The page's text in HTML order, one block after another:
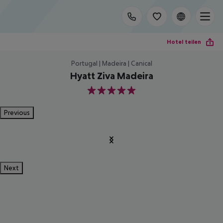
Hotel teilen
Portugal | Madeira | Canical
Hyatt Ziva Madeira
5
Previous
Next